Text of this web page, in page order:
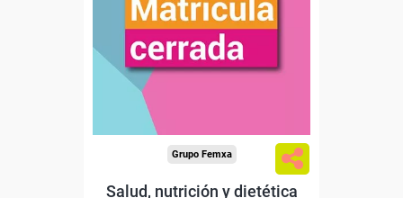
Grupo Femxa
Salud, nutrición y dietética